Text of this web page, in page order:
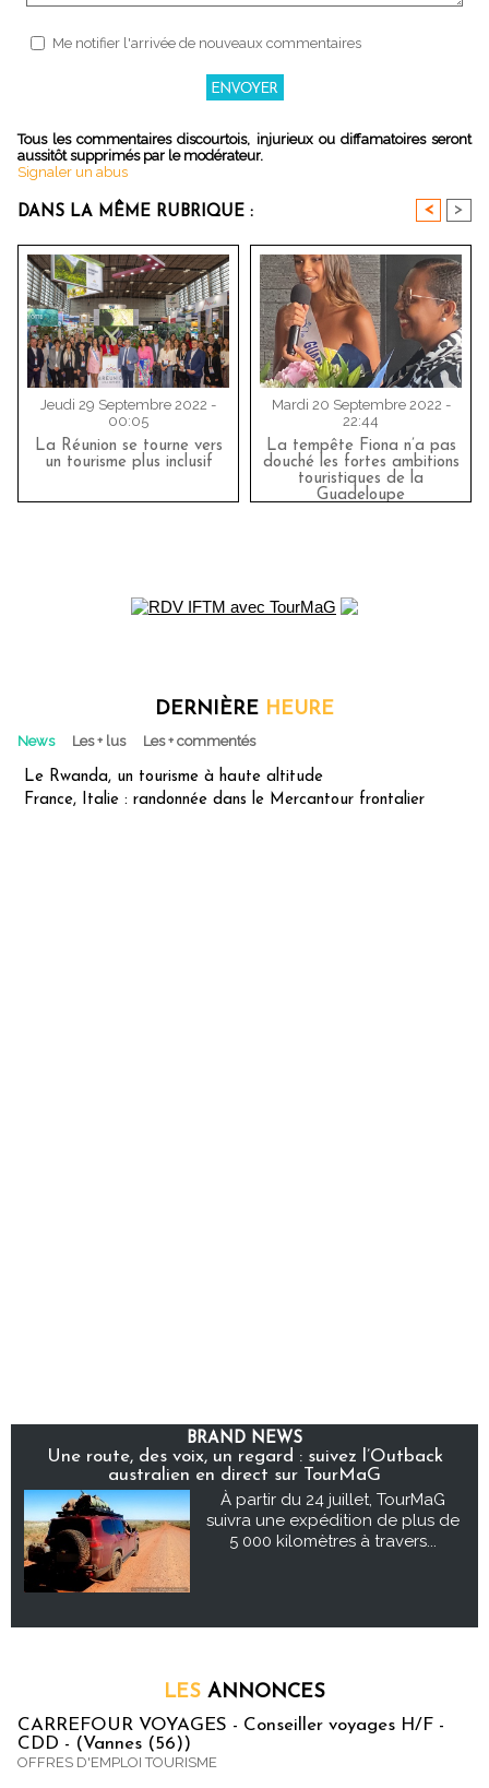
Me notifier l'arrivée de nouveaux commentaires
Tous les commentaires discourtois, injurieux ou diffamatoires seront
aussitôt supprimés par le modérateur.
Signaler un abus
DANS LA MÊME RUBRIQUE : < >
Jeudi 29 Septembre 2022 -
00:05
La Réunion se tourne vers
un tourisme plus inclusif
Mardi 20 Septembre 2022 -
22:44
La tempête Fiona n’a pas
douché les fortes ambitions
touristiques de la
Guadeloupe
DERNIÈRE HEURE
News Les + lus Les + commentés
Le Rwanda, un tourisme à haute altitude
France, Italie : randonnée dans le Mercantour frontalier
BRAND NEWS
Une route, des voix, un regard : suivez l’Outback
australien en direct sur TourMaG
À partir du 24 juillet, TourMaG
suivra une expédition de plus de
5 000 kilomètres à travers...
LES ANNONCES
CARREFOUR VOYAGES - Conseiller voyages H/F -
CDD - (Vannes (56))
OFFRES D'EMPLOI TOURISME